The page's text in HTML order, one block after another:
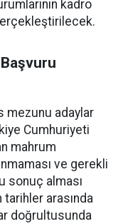
kadro
mezunu adaylar
Cumhuriyeti
mahrum
ve gerekli
sonuç alması
arasında
doğrultusunda